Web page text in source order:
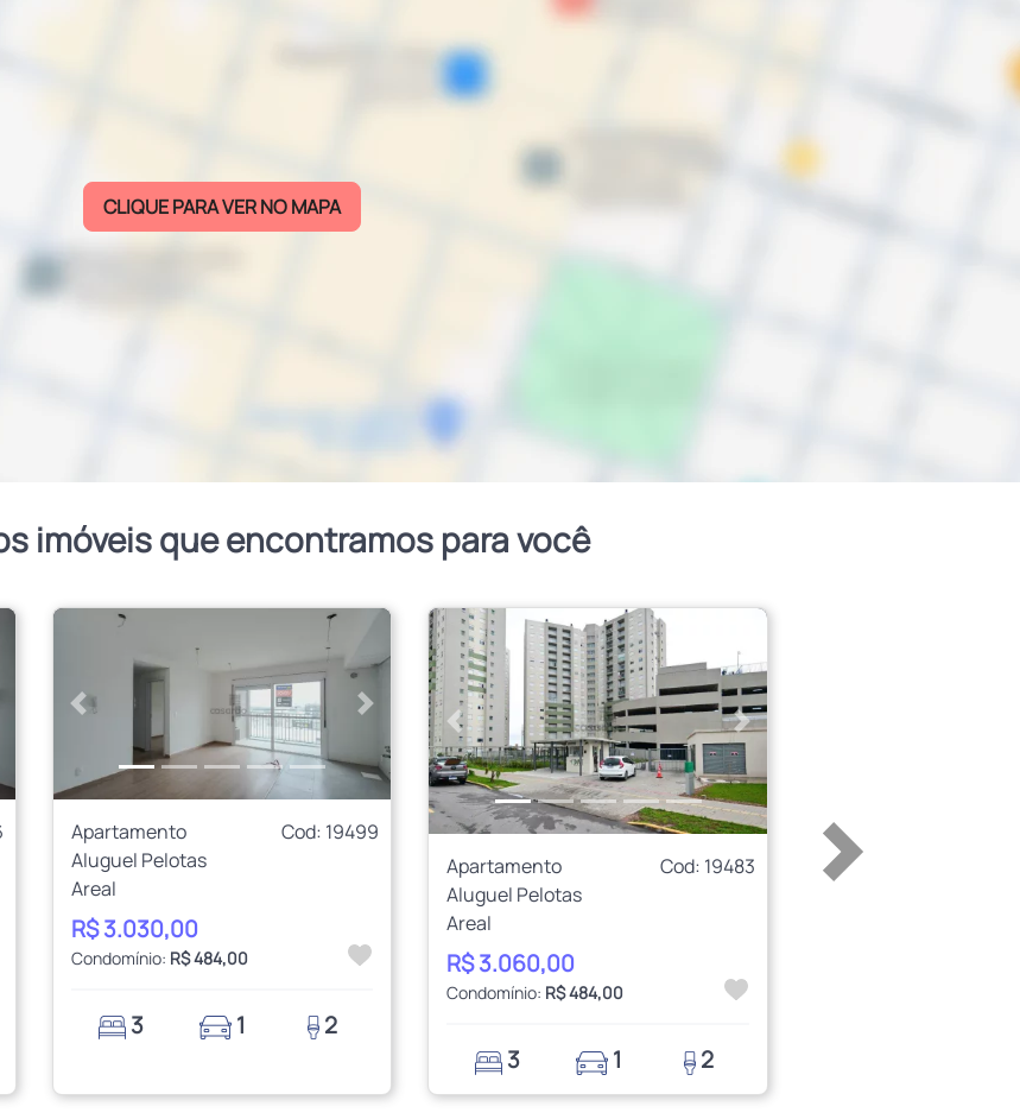
CLIQUE PARA VER NO MAPA
imóveis que encontramos para você
Anterior Próximo
Apartamento
Cod: 19499
Aluguel Pelotas
Areal
R$ 3.030,00
Condomínio: R$ 484,00
3 1 2
Anterior Próximo
Apartamento
Cod: 19483
Aluguel Pelotas
Areal
R$ 3.060,00
Condomínio: R$ 484,00
3 1 2